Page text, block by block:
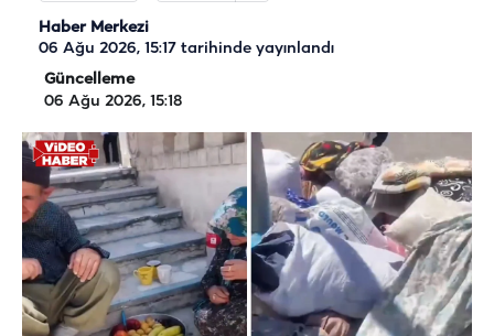
Haber Merkezi
06 Ağu 2026, 15:17 tarihinde yayınlandı
Güncelleme
06 Ağu 2026, 15:18